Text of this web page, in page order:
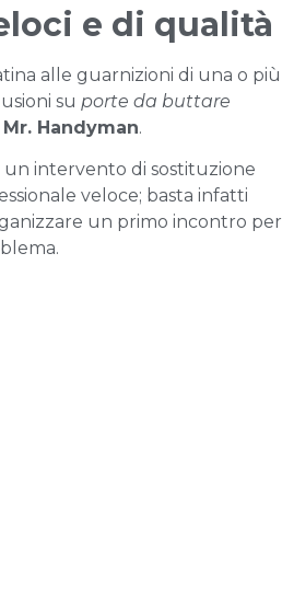
e di qualità
alle guarnizioni di una o più
su porte da buttare
Mr. Handyman.
un intervento di sostituzione
veloce; basta infatti
un primo incontro per